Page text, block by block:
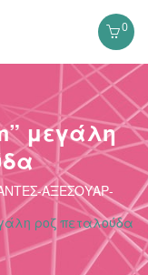
0
μεγάλη
ΑΞΕΣΟΥΑΡ-
ροζ πεταλούδα